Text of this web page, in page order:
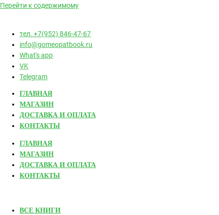
Перейти к содержимому
тел. +7(952) 846-47-67
info@gomeopatbook.ru
What's app
VK
Telegram
ГЛАВНАЯ
МАГАЗИН
ДОСТАВКА И ОПЛАТА
КОНТАКТЫ
ГЛАВНАЯ
МАГАЗИН
ДОСТАВКА И ОПЛАТА
КОНТАКТЫ
ВСЕ КНИГИ